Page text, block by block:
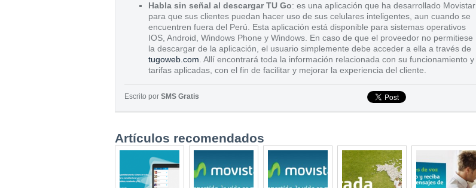
Habla sin señal al descargar TU Go: es una aplicación que ha desarrollado Movistar
para que sus clientes puedan hacer uso de sus celulares inteligentes, aun cuando se
encuentren fuera del Perú. Esta aplicación está disponible para sistemas operativos
IOS, Android, Windows Phone y Windows. En caso de que el proveedor no permitiese
la descargar de la aplicación, el usuario simplemente debe acceder a ella a través de
tugoweb.com . Allí encontrará toda la información relacionada con su funcionamiento y
tarifas aplicadas, con el fin de facilitar y mejorar la experiencia del cliente.
Escrito por SMS Gratis
Artículos recomendados